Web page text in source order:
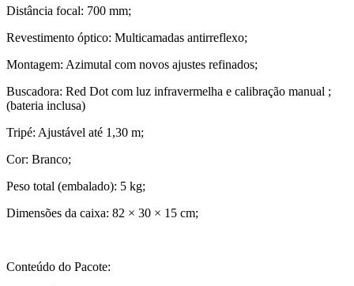
Distância focal: 700 mm;
Revestimento óptico: Multicamadas antirreflexo;
Montagem: Azimutal com novos ajustes refinados;
Buscadora: Red Dot com luz infravermelha e calibração manual ;
(bateria inclusa)
Tripé: Ajustável até 1,30 m;
Cor: Branco;
Peso total (embalado): 5 kg;
Dimensões da caixa: 82 × 30 × 15 cm;
Conteúdo do Pacote: